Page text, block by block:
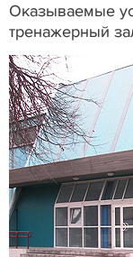
Оказываемые
тренажерный